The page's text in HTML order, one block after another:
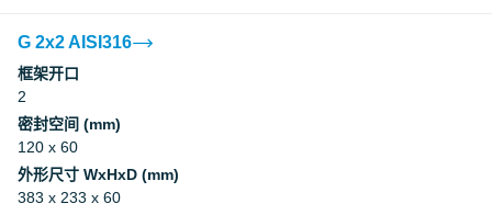
Underwriters Laboratories Inc.
Underwriters Laboratories Inc.
Underwriters Laboratories Inc.
G 2x2 AISI316
框架开口
2
密封空间 (mm)
120 x 60
外形尺寸 WxHxD (mm)
383 x 233 x 60